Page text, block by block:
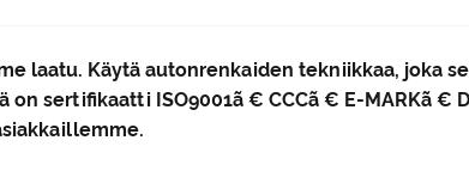
laatu. Käytä autonrenkaiden tekniikkaa, joka
sertifikaatti ISO9001ã € CCCã € E-MARKã €